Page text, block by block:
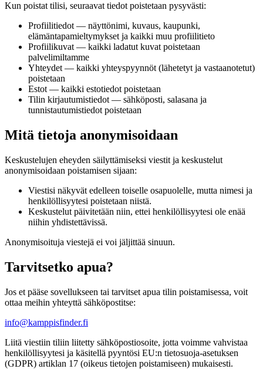
Kun poistat tilisi, seuraavat tiedot poistetaan pysyvästi:
Profiilitiedot — näyttönimi, kuvaus, kaupunki,
elämäntapamieltymykset ja kaikki muu profiilitieto
Profiilikuvat — kaikki ladatut kuvat poistetaan
palvelimiltamme
Yhteydet — kaikki yhteyspyynnöt (lähetetyt ja vastaanotetut)
poistetaan
Estot — kaikki estotiedot poistetaan
Tilin kirjautumistiedot — sähköposti, salasana ja
tunnistautumistiedot poistetaan
Mitä tietoja anonymisoidaan
Keskustelujen eheyden säilyttämiseksi viestit ja keskustelut
anonymisoidaan poistamisen sijaan:
Viestisi näkyvät edelleen toiselle osapuolelle, mutta nimesi ja
henkilöllisyytesi poistetaan niistä.
Keskustelut päivitetään niin, ettei henkilöllisyytesi ole enää
niihin yhdistettävissä.
Anonymisoituja viestejä ei voi jäljittää sinuun.
Tarvitsetko apua?
Jos et pääse sovellukseen tai tarvitset apua tilin poistamisessa, voit
ottaa meihin yhteyttä sähköpostitse:
info@kamppisfinder.fi
Liitä viestiin tiliin liitetty sähköpostiosoite, jotta voimme vahvistaa
henkilöllisyytesi ja käsitellä pyyntösi EU:n tietosuoja-asetuksen
(GDPR) artiklan 17 (oikeus tietojen poistamiseen) mukaisesti.